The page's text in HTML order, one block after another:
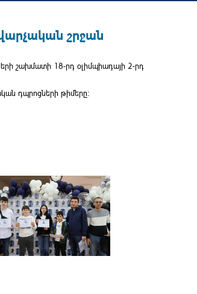
շրջան
շախմատի 18-րդ օլիմպիադայի 2-րդ
դպրոցների թիմերը: